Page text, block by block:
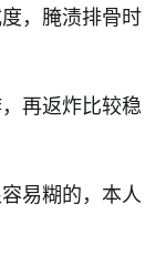
，腌渍排骨时
再返炸比较稳
易糊的，本人